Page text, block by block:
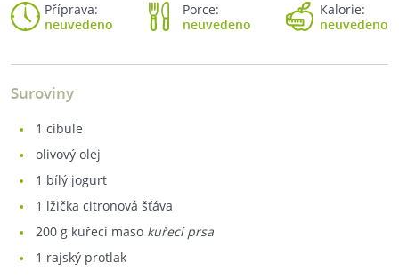
Příprava:
neuvedeno
Porce:
neuvedeno
Kalorie:
neuvedeno
Suroviny
1 cibule
olivový olej
1 bílý jogurt
1 lžička citronová šťáva
200 g kuřecí maso kuřecí prsa
1 rajský protlak